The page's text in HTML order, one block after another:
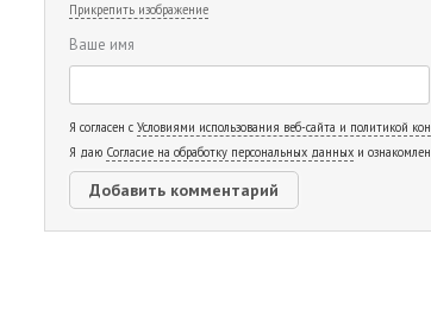
Прикрепить изображение
Ваше имя
Я согласен с Условиями использования веб-сайта и политикой
Я даю Согласие на обработку персональных данных и